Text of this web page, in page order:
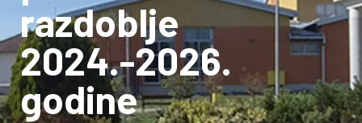
razdoblje
2024.-2026.
godine